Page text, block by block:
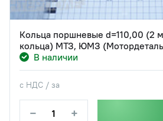
Кольца поршневые d=110,00 (2
кольца) МТЗ, ЮМЗ
В наличии
с НДС / за
− +